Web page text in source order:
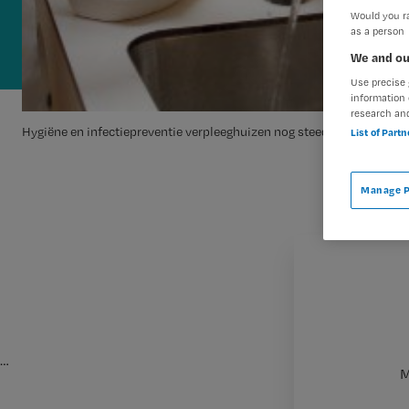
Hygiëne en infectiepreventie verpleeghuizen nog steeds
…
Would you
as a person
We and
Use
information
research
List of
Manage